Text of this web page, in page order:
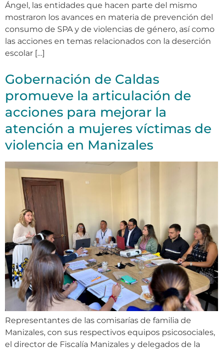
Ángel, las entidades que hacen parte del mismo
mostraron los avances en materia de prevención del
consumo de SPA y de violencias de género, así como
las acciones en temas relacionados con la deserción
escolar […]
Gobernación de Caldas
promueve la articulación de
acciones para mejorar la
atención a mujeres víctimas de
violencia en Manizales
Representantes de las comisarías de familia de
Manizales, con sus respectivos equipos psicosociales,
el director de Fiscalía Manizales y delegados de la